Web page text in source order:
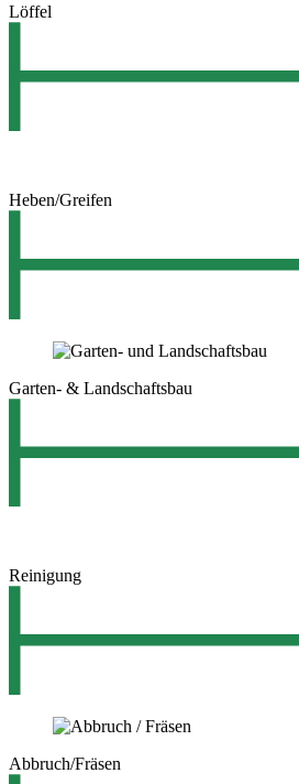
Löffel
Heben/Greifen
Garten- & Landschaftsbau
Reinigung
Abbruch/Fräsen